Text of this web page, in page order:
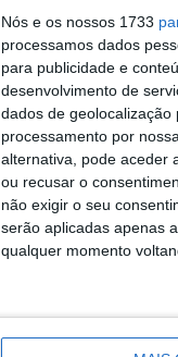
Nós e os nossos 1733
processamos dados
para publicidade e
desenvolvimento de
dados de
processamento por
alternativa, pode aceder
ou recusar o
não exigir o seu
serão aplicadas apenas
qualquer momento